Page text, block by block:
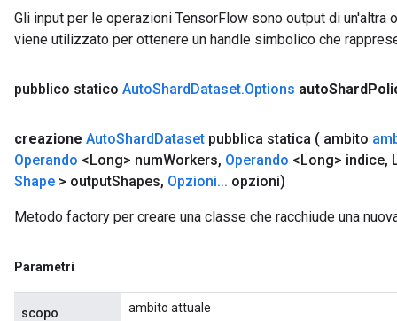
Gli input per le operazioni TensorFlow sono output di un'altra
viene utilizzato per ottenere un handle simbolico che
pubblico statico AutoShardDataset.Options autoShard
creazione AutoShardDataset pubblica statica ( ambito
Operando <Long> numWorkers, Operando <Long> indice,
Shape > outputShapes, Opzioni... opzioni)
Metodo factory per creare una classe che racchiude una
Parametri
scopo ambito attuale